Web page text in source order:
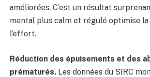
améliorées. C’est un résultat
mental plus calm et régulé optimise
l’effort.
Réduction des épuisements et des
prématurés. Les données du SIRC